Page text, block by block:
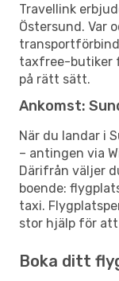
Travellink
Östersund. Var
taxfree-butiker
på rätt sätt.
Ankomst:
När du landar i
– antingen via
Därifrån väljer
boende:
taxi.
stor hjälp för
Boka ditt